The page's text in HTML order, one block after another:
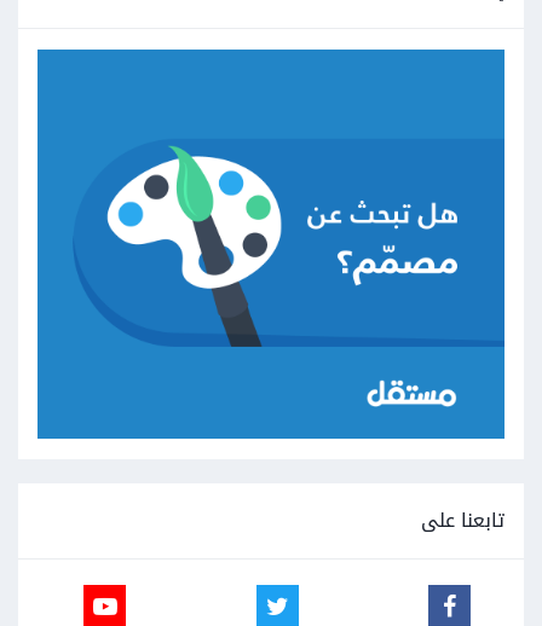
تابعنا على